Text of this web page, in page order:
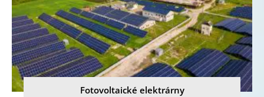
Fotovoltaické elektrárny